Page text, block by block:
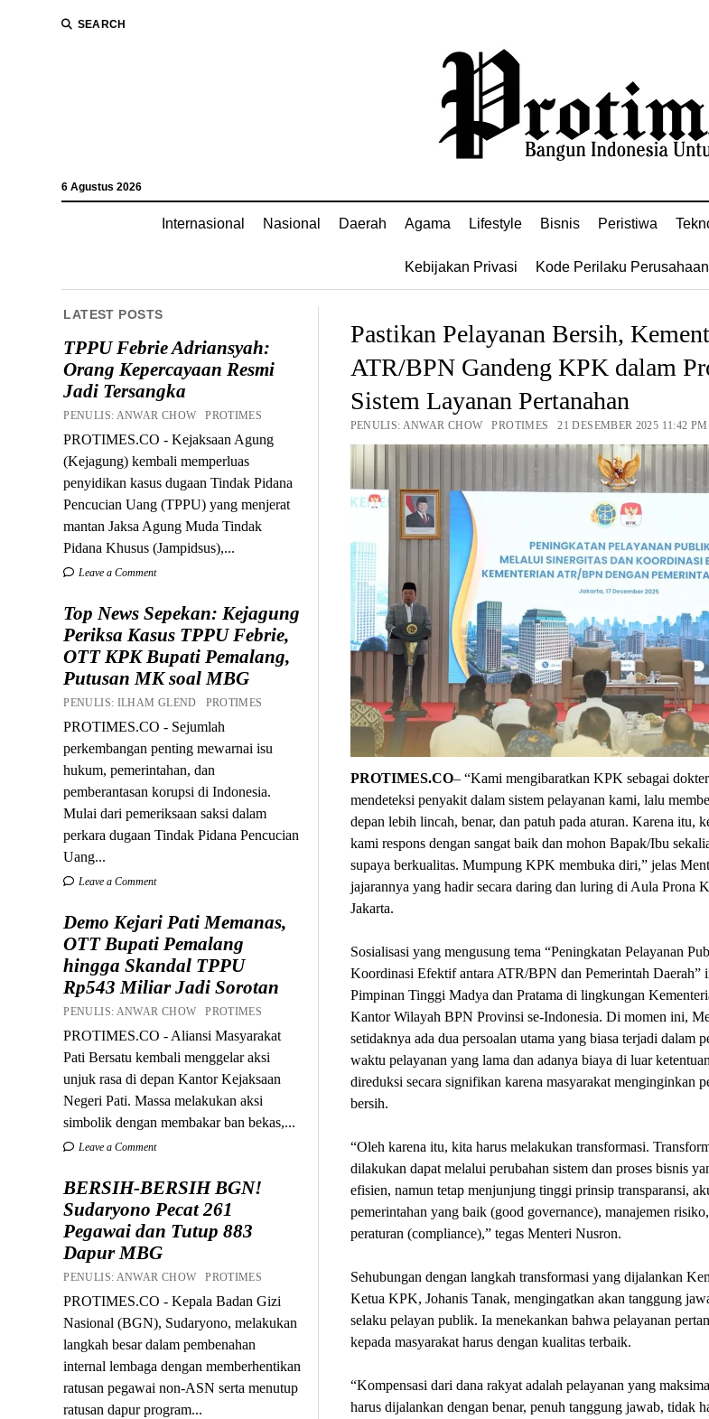
SEARCH
6 Agustus 2026
Internasional Nasional Daerah Agama Lifestyle Bisnis Peristiwa
Kebijakan Privasi Kode Perilaku
LATEST POSTS
TPPU Febrie Adriansyah:
Orang Kepercayaan Resmi
Jadi Tersangka
PENULIS: ANWAR CHOW PROTIMES
PROTIMES.CO - Kejaksaan Agung
(Kejagung) kembali memperluas
penyidikan kasus dugaan Tindak Pidana
Pencucian Uang (TPPU) yang menjerat
mantan Jaksa Agung Muda Tindak
Pidana Khusus (Jampidsus),...
Leave a Comment
Top News Sepekan: Kejagung
Periksa Kasus TPPU Febrie,
OTT KPK Bupati Pemalang,
Putusan MK soal MBG
PENULIS: ILHAM GLEND PROTIMES
PROTIMES.CO - Sejumlah
perkembangan penting mewarnai isu
hukum, pemerintahan, dan
pemberantasan korupsi di Indonesia.
Mulai dari pemeriksaan saksi dalam
perkara dugaan Tindak Pidana Pencucian
Uang...
Leave a Comment
Demo Kejari Pati Memanas,
OTT Bupati Pemalang
hingga Skandal TPPU
Rp543 Miliar Jadi Sorotan
PENULIS: ANWAR CHOW PROTIMES
PROTIMES.CO - Aliansi Masyarakat
Pati Bersatu kembali menggelar aksi
unjuk rasa di depan Kantor Kejaksaan
Negeri Pati. Massa melakukan aksi
simbolik dengan membakar ban bekas,...
Leave a Comment
BERSIH-BERSIH BGN!
Sudaryono Pecat 261
Pegawai dan Tutup 883
Dapur MBG
PENULIS: ANWAR CHOW PROTIMES
PROTIMES.CO - Kepala Badan Gizi
Nasional (BGN), Sudaryono, melakukan
langkah besar dalam pembenahan
internal lembaga dengan memberhentikan
ratusan pegawai non-ASN serta menutup
ratusan dapur program...
Pastikan Pelayanan Bersih,
ATR/BPN Gandeng KPK dalam
Sistem Layanan Pertanahan
PENULIS: ANWAR CHOW PROTIMES 21 DESEMBER 2025 11:42 PM
PROTIMES.CO– “Kami mengibaratkan KPK sebagai
mendeteksi penyakit dalam sistem pelayanan kami, lalu
depan lebih lincah, benar, dan patuh pada aturan. Karena itu,
kami respons dengan sangat baik dan mohon Bapak/Ibu
supaya berkualitas. Mumpung KPK membuka diri,” jelas
jajarannya yang hadir secara daring dan luring di Aula Prona
Jakarta.
Sosialisasi yang mengusung tema “Peningkatan Pelayanan
Koordinasi Efektif antara ATR/BPN dan Pemerintah Daerah”
Pimpinan Tinggi Madya dan Pratama di lingkungan
Kantor Wilayah BPN Provinsi se-Indonesia. Di momen ini,
setidaknya ada dua persoalan utama yang biasa terjadi dalam
waktu pelayanan yang lama dan adanya biaya di luar
direduksi secara signifikan karena masyarakat menginginkan
bersih.
“Oleh karena itu, kita harus melakukan transformasi.
dilakukan dapat melalui perubahan sistem dan proses bisnis
efisien, namun tetap menjunjung tinggi prinsip transparansi,
pemerintahan yang baik (good governance), manajemen
peraturan (compliance),” tegas Menteri Nusron.
Sehubungan dengan langkah transformasi yang dijalankan
Ketua KPK, Johanis Tanak, mengingatkan akan tanggung
selaku pelayan publik. Ia menekankan bahwa pelayanan
kepada masyarakat harus dengan kualitas terbaik.
“Kompensasi dari dana rakyat adalah pelayanan yang
harus dijalankan dengan benar, penuh tanggung jawab, tidak